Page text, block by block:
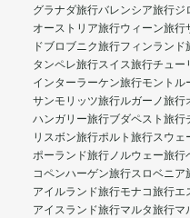
グラナダ旅行バレンシア旅行ジ
オーストリア旅行ウィーン旅行
ドブロブニク旅行フィンランド
タンペレ旅行スイス旅行チュー
インターラーケン旅行モントル
サンモリッツ旅行ルガーノ旅行
ハンガリー旅行ブダペスト旅行
リスボン旅行ポルト旅行スウェ
ポーランド旅行ノルウェー旅行
コペンハーゲン旅行スロベニア
アイルランド旅行モナコ旅行エ
アイスランド旅行マルタ旅行マ